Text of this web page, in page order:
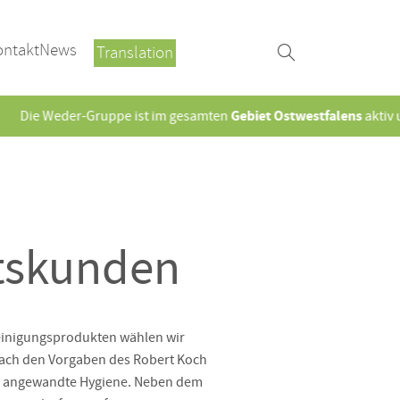
News Translation
Gruppe ist im gesamtenGebiet Ostwestfalensaktiv und freut
wählen wir
den Vorgaben des Robert Koch
Hygiene. Neben dem